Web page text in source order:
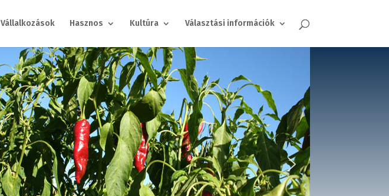
Vállalkozások Hasznos Kultúra Választási információk